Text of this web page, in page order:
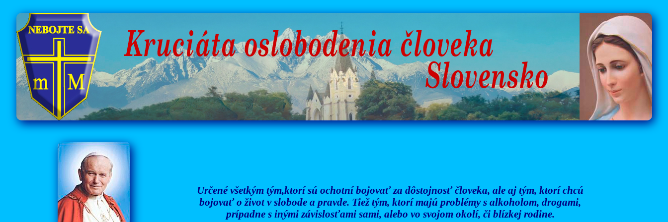
Určené všetkým tým,ktorí sú ochotní bojovať za dôstojnosť človeka, ale aj tým, ktorí chcú
bojovať o život v slobode a pravde. Tiež tým, ktorí majú problémy s alkoholom, drogami,
prípadne s inými závislosťami sami, alebo vo svojom okolí, či blízkej rodine.